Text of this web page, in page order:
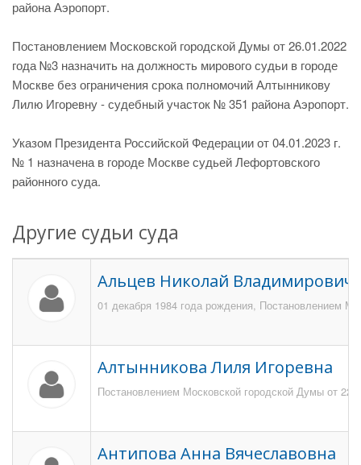
района Аэропорт.
Постановлением Московской городской Думы от 26.01.2022
года №3 назначить на должность мирового судьи в городе
Москве без ограничения срока полномочий Алтынникову
Лилю Игоревну - судебный участок № 351 района Аэропорт.
Указом Президента Российской Федерации от 04.01.2023 г.
№ 1 назначена в городе Москве судьей Лефортовского
районного суда.
Другие судьи суда
Альцев Николай Владимирович
01 декабря 1984 года рождения, Постановлением
Алтынникова Лиля Игоревна
Постановлением Московской городской Думы от
Антипова Анна Вячеславовна